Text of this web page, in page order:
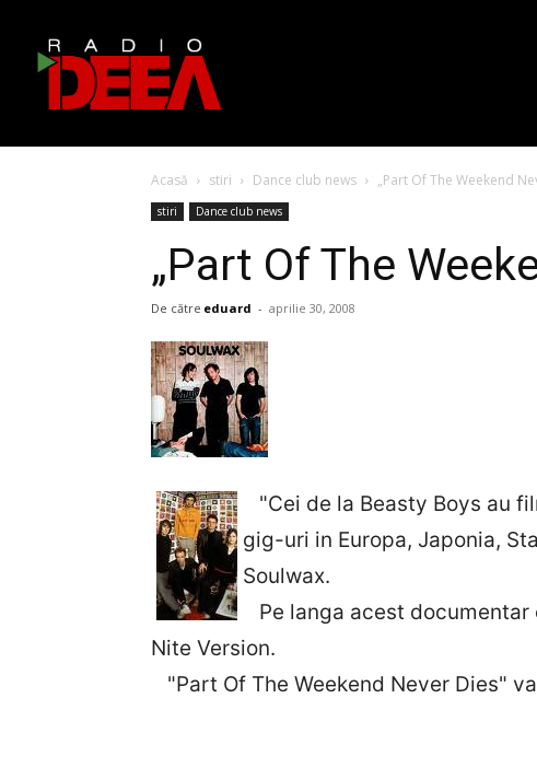
Acasă stiri Dance club news „Part Of The Weekend
stiri Dance club news
„Part Of The
De către eduard - aprilie 30, 2008
"Cei de la Beasty Boys au
gig-uri in Europa, Japonia,
Soulwax.
Pe langa acest
Nite Version.
"Part Of The Weekend Never Dies"